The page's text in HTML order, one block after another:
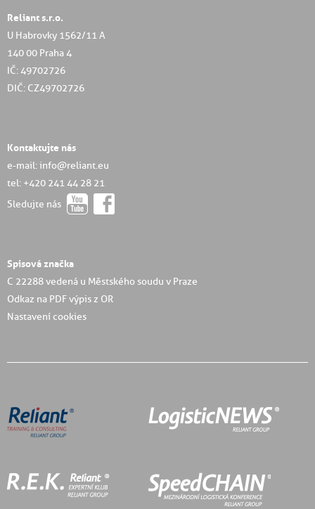
Reliant s.r.o.
U Habrovky 1562/11 A
140 00 Praha 4
IČ: 49702726
DIČ: CZ49702726
Kontaktujte nás
e-mail: info@reliant.eu
tel: +420 241 44 28 21
Sledujte nás
Spisová značka
C 22288 vedená u Městského soudu v Praze
Odkaz na PDF výpis z OR
Nastavení cookies